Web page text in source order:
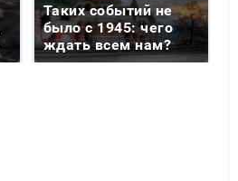
Таких событий не
было с 1945: чего
ждать всем нам?